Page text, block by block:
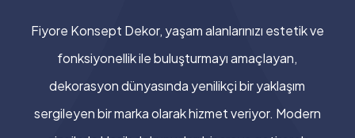
Fiyore Konsept Dekor, yaşam alanlarınızı estetik ve
fonksiyonellik ile buluşturmayı amaçlayan,
dekorasyon dünyasında yenilikçi bir yaklaşım
sergileyen bir marka olarak hizmet veriyor. Modern